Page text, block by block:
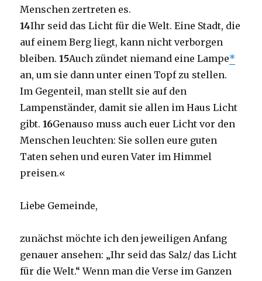
Menschen zertreten es.
14Ihr seid das Licht für die Welt. Eine Stadt, die
auf einem Berg liegt, kann nicht verborgen
bleiben.15Auch zündet niemand eine Lampe*
an, um sie dann unter einen Topf zu stellen.
Im Gegenteil, man stellt sie auf den
Lampenständer, damit sie allen im Haus Licht
gibt.16Genauso muss auch euer Licht vor den
Menschen leuchten: Sie sollen eure guten
Taten sehen und euren Vater im Himmel
preisen.«
Liebe Gemeinde,
zunächst möchte ich den jeweiligen Anfang
genauer ansehen: „Ihr seid das Salz/ das Licht
für die Welt.“ Wenn man die Verse im Ganzen